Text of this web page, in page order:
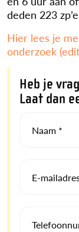
deden 223
Hier lees je
onderzoek
Heb je
Laat dan
Naam *
E-